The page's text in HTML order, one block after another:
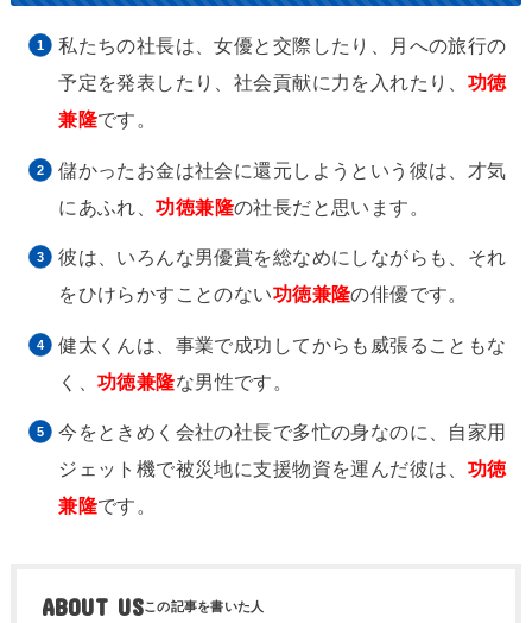
私たちの社長は、女優と交際したり、月への旅行の
予定を発表したり、社会貢献に力を入れたり、 功徳
兼隆です。
儲かったお金は社会に還元しようという彼は、才気
にあふれ、功徳兼隆の社長だと思います。
彼は、いろんな男優賞を総なめにしながらも、それ
をひけらかすことのない功徳兼隆の俳優です。
健太くんは、事業で成功してからも威張ることもな
く、功徳兼隆な男性です。
今をときめく会社の社長で多忙の身なのに、自家用
ジェット機で被災地に支援物資を運んだ彼は、 功徳
兼隆です。
ABOUT US